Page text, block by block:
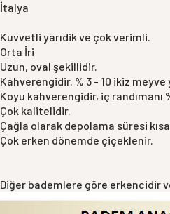
İtalya
Kuvvetli yarıdik ve çok verimli.
Orta İri
Uzun, oval şekillidir.
Kahverengidir. % 3 - 10 ikiz
Koyu kahverengidir, iç randımanı
Çok kalitelidir.
Çağla olarak depolama süresi
Çok erken dönemde çiçeklenir.
Diğer bademlere göre erkencidir